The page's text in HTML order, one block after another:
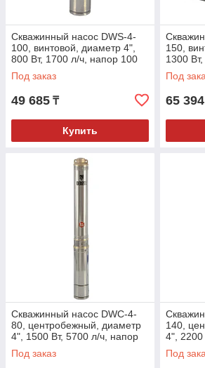
Скважинный насос DWS-4-
100, винтовой, диаметр 4",
800 Вт, 1700 л/ч, напор 100
м// Denzel
Под заказ
49 685 ₸
Купить
150,
1300
м//
Под
65 394
Скважинный насос DWC-4-
80, центробежный, диаметр
4", 1500 Вт, 5700 л/ч, напор
80 м// Denzel
Под заказ
140,
4", 2200
140 м//
Под